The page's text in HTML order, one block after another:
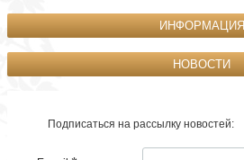
ИНФОРМАЦИЯ
НОВОСТИ
Подписаться на рассылку новостей: